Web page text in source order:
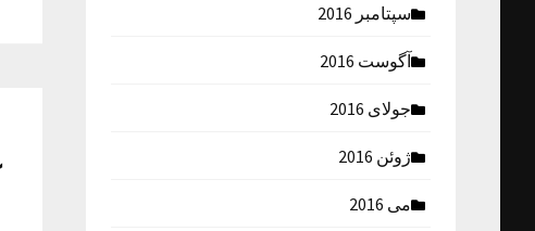
سپتامبر 2016
آگوست 2016
جولای 2016
ژوئن 2016
می 2016